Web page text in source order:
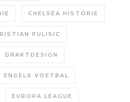
CHELSEA HISTORIE
PULISIC
DRAKTDESIGN
ENGELS VOETBAL
EUROPA LEAGUE